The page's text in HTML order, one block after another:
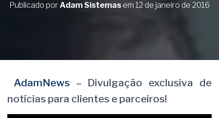
Publicado por Adam Sistemasem 12 de janeiro de 2016
AdamNews– Divulgação exclusiva de
notícias para clientes e parceiros!